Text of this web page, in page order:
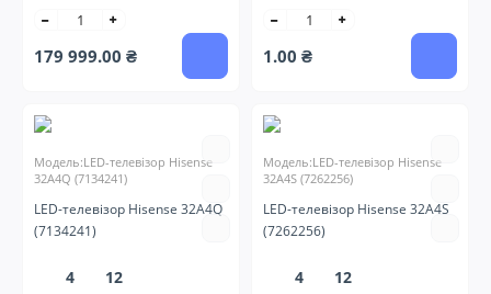
179 999.00 ₴ 1.00 ₴
Модель:LED-телевізор Hisense
32A4Q (7134241)
LED-телевізор Hisense 32A4Q
(7134241)
4 12
Модель:LED-телевізор Hisense
32A4S (7262256)
LED-телевізор Hisense 32A4S
(7262256)
4 12